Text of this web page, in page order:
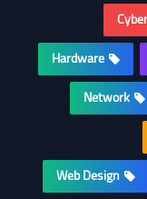
Hardware
Network
Web Design